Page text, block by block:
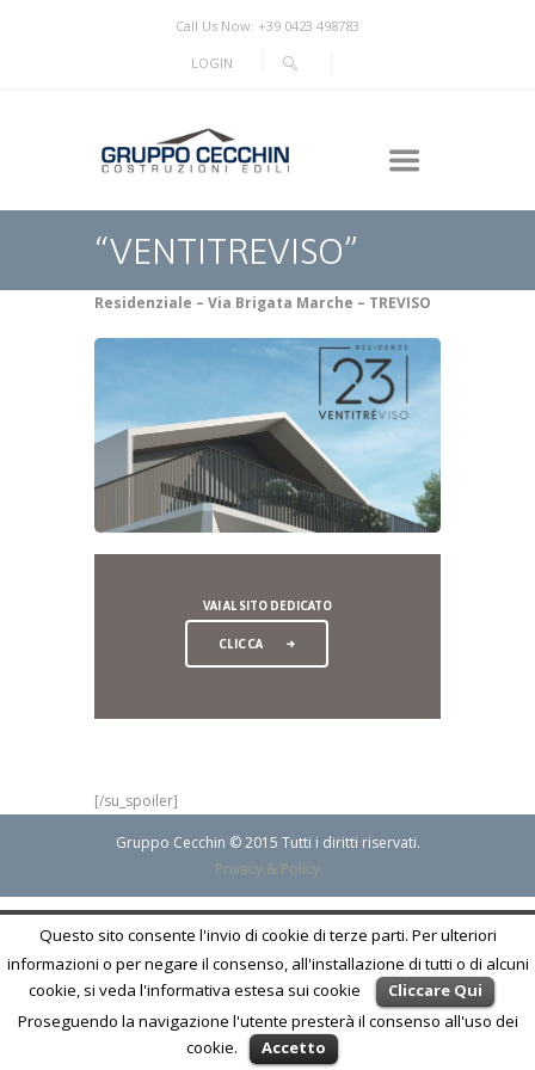
Call Us Now: +39 0423 498783
LOGIN
“VENTITREVISO”
Residenziale – Via Brigata Marche – TREVISO
VAI AL SITO DEDICATO
CLICCA
[/su_spoiler]
Gruppo Cecchin © 2015 Tutti i diritti riservati.
Privacy & Policy
Questo sito consente l'invio di cookie di terze parti. Per ulteriori
informazioni o per negare il consenso, all'installazione di tutti o di alcuni
cookie, si veda l'informativa estesa sui cookie
Cliccare Qui
Proseguendo la navigazione l'utente presterà il consenso all'uso dei
cookie.
Accetto